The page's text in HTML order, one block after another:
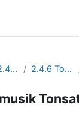
2.4 Musikpädagogik / Lehrämter 2.4.6 Tonsatz/Instrumentation/Komposition/Gehörbildung